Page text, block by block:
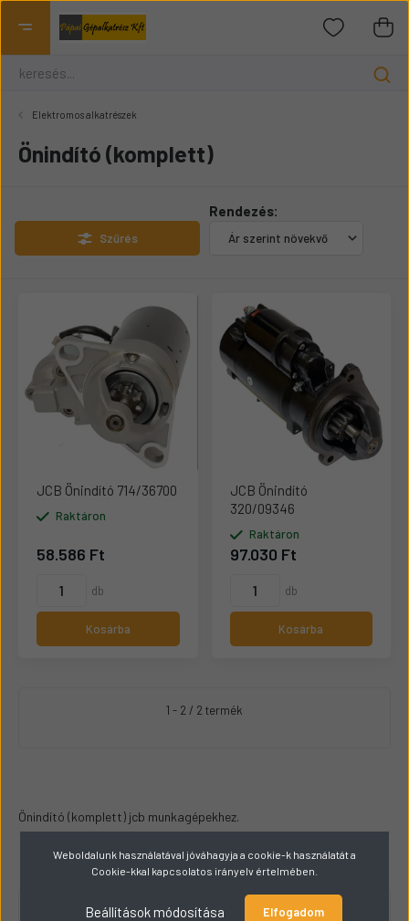
Elektromos alkatrészek
Önindító (komplett)
Szűrés
Rendezés:
JCB Önindító 714/36700
Raktáron
58.586 Ft
db
Kosárba
JCB Önindító
320/09346
Raktáron
97.030 Ft
db
Kosárba
1 - 2 / 2 termék
Önindító (komplett) jcb munkagépekhez.
Weboldalunk használatával jóváhagyja a cookie-k használatát a
Cookie-kkal kapcsolatos irányelv értelmében.
Beállítások módosítása Elfogadom